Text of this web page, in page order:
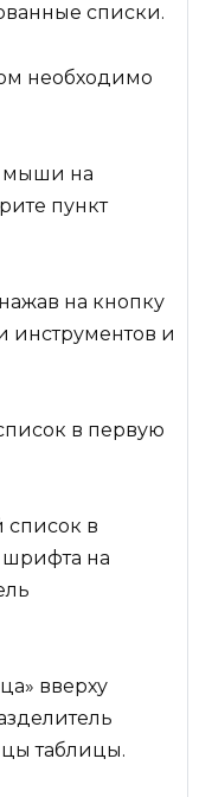
списки.
необходимо
мыши на
пункт
на кнопку
инструментов и
в первую
список в
на
вверху
таблицы.